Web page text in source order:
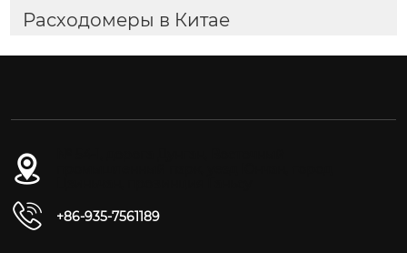
Расходомеры в Китае
+86-935-7561189